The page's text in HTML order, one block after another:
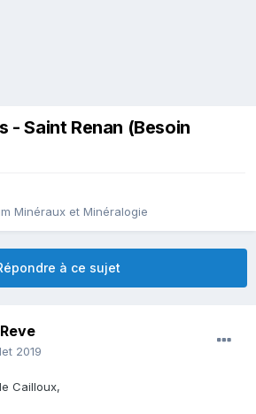
- Saint Renan (Besoin
Minéraux et Minéralogie
à ce sujet
2019
Cailloux,